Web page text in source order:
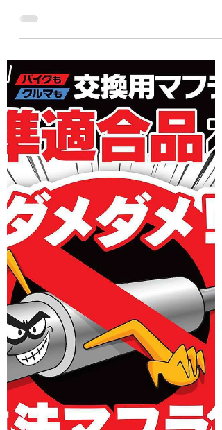
始為Softail車系新增的一名成員，這款車的誕
裝車的角色！ ●年份：2014...